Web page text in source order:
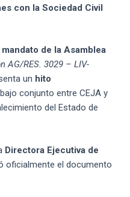
con la Sociedad Civil
mandato de la Asamblea
AG/RES. 3029 – LIV-
un hito
conjunto entre CEJA y
del Estado de
Directora Ejecutiva de
oficialmente el documento